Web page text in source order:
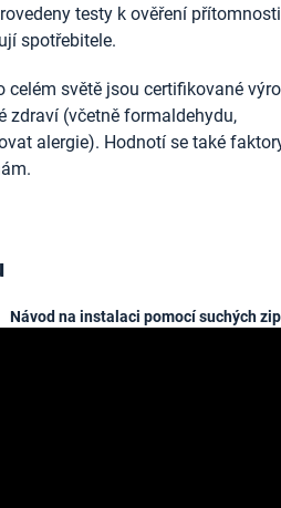
testy k ověření přítomnosti
spotřebitele.
světě jsou certifikované
zdraví (včetně formaldehydu,
alergie). Hodnotí se také
Návod na instalaci pomocí suchých